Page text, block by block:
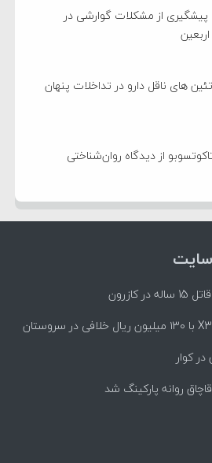
پیشگیری از مشکلات گوارشی در
های ناقل دارو در تداخلات پنهان
از دیدگاه روان‌شناختی
سایت
کوار